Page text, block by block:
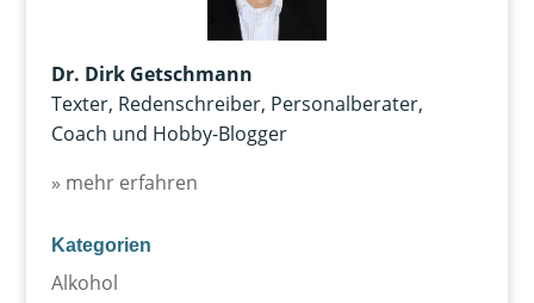
Dr. Dirk Getschmann
Texter, Redenschreiber, Personalberater,
Coach und Hobby-Blogger
» mehr erfahren
Kategorien
Alkohol